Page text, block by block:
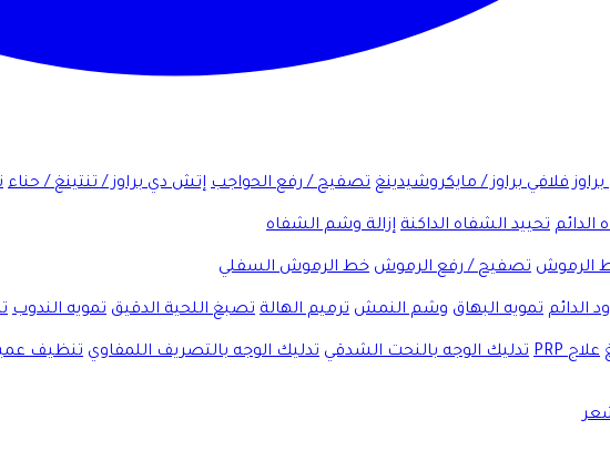
فلافي براوز / مايكروشيدينغ تصفيح / رفع الحواجب إتش دي براوز / تنتينغ / حناء
الدائم تحييد الشفاه الداكنة إزالة وشم الشفاه
الرموش تصفيح / رفع الرموش خط الرموش السفلي
الدائم تمويه البهاق وشم النمش ترميم الهالة تصبغ اللحية الدقيق تمويه الندوب
علاج PRP تدليك الوجه بالنحت الشدقي تدليك الوجه بالتصريف اللمفاوي تنظيف